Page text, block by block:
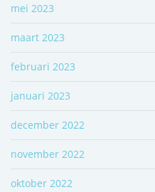
mei 2023
maart 2023
februari 2023
januari 2023
december 2022
november 2022
oktober 2022